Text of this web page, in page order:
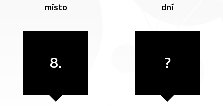
místo dní
8. ?